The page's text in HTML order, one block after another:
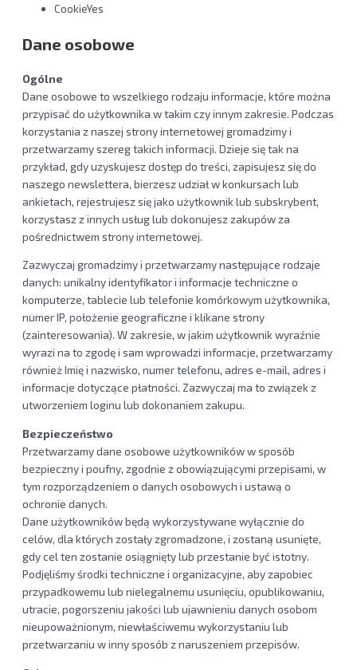
CookieYes
Dane osobowe
Ogólne
Dane osobowe to wszelkiego rodzaju informacje, które można
przypisać do użytkownika w takim czy innym zakresie. Podczas
korzystania z naszej strony internetowej gromadzimy i
przetwarzamy szereg takich informacji. Dzieje się tak na
przykład, gdy uzyskujesz dostęp do treści, zapisujesz się do
naszego newslettera, bierzesz udział w konkursach lub
ankietach, rejestrujesz się jako użytkownik lub subskrybent,
korzystasz z innych usług lub dokonujesz zakupów za
pośrednictwem strony internetowej.
Zazwyczaj gromadzimy i przetwarzamy następujące rodzaje
danych: unikalny identyfikator i informacje techniczne o
komputerze, tablecie lub telefonie komórkowym użytkownika,
numer IP, położenie geograficzne i klikane strony
(zainteresowania). W zakresie, w jakim użytkownik wyraźnie
wyrazi na to zgodę i sam wprowadzi informacje, przetwarzamy
również Imię i nazwisko, numer telefonu, adres e-mail, adres i
informacje dotyczące płatności. Zazwyczaj ma to związek z
utworzeniem loginu lub dokonaniem zakupu.
Bezpieczeństwo
Przetwarzamy dane osobowe użytkowników w sposób
bezpieczny i poufny, zgodnie z obowiązującymi przepisami, w
tym rozporządzeniem o danych osobowych i ustawą o
ochronie danych.
Dane użytkowników będą wykorzystywane wyłącznie do
celów, dla których zostały zgromadzone, i zostaną usunięte,
gdy cel ten zostanie osiągnięty lub przestanie być istotny.
Podjęliśmy środki techniczne i organizacyjne, aby zapobiec
przypadkowemu lub nielegalnemu usunięciu, opublikowaniu,
utracie, pogorszeniu jakości lub ujawnieniu danych osobom
nieupoważnionym, niewłaściwemu wykorzystaniu lub
przetwarzaniu w inny sposób z naruszeniem przepisów.